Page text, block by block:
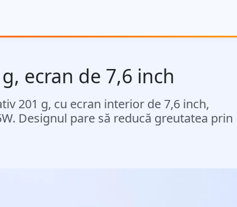
ecran de 7,6 inch
201 g, cu ecran interior de 7,6 inch,
Designul pare să reducă greutatea prin